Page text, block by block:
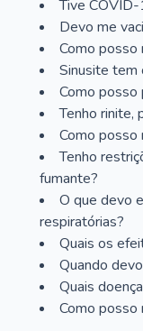
Tive
Devo me
Como posso
Sinusite tem
Como posso
Tenho rinite,
Como posso
Tenho
fumante?
O que devo
respiratórias?
Quais os
Quando
Quais
Como